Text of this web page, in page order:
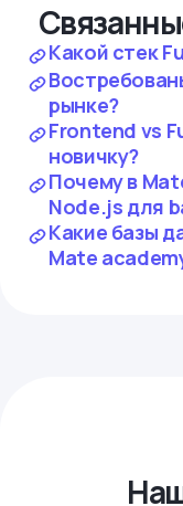
Какой стек
рынке?
Frontend vs
новичку?
Почему в
Node.js для
Какие базы
Mate